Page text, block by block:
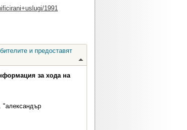
1991
и предоставят
за хода на
"александър